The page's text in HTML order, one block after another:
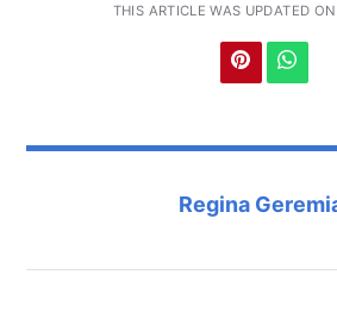
THIS ARTICLE WAS UPDATED
Regina